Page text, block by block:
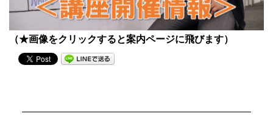
（★画像をクリックすると案内ページに飛びます）